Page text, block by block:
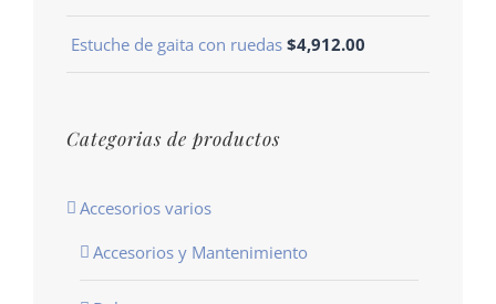
Estuche de gaita con ruedas $4,912.00
Categorias de productos
Accesorios varios
Accesorios y Mantenimiento